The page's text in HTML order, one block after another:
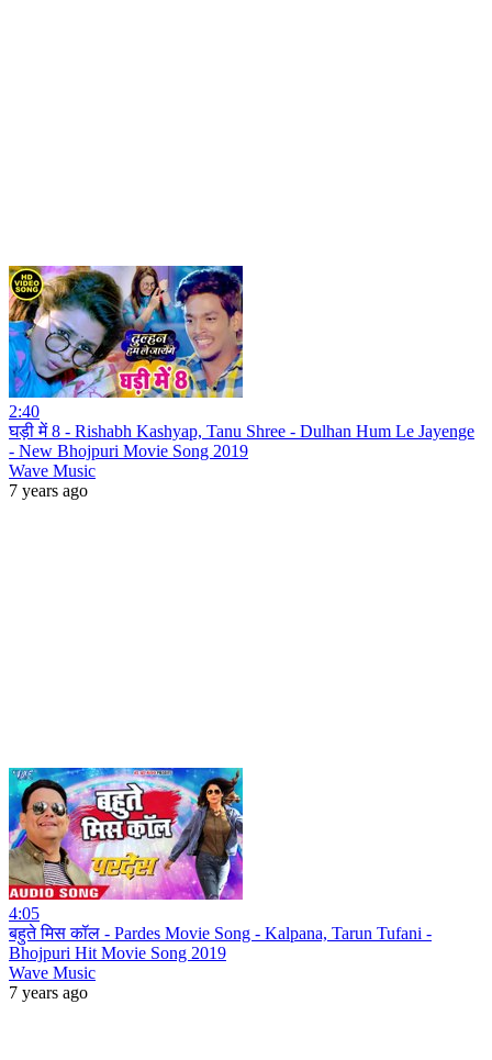
2:40
घड़ी में 8 - Rishabh Kashyap, Tanu Shree - Dulhan Hum Le Jayenge
- New Bhojpuri Movie Song 2019
Wave Music
7 years ago
4:05
बहुते मिस कॉल - Pardes Movie Song - Kalpana, Tarun Tufani -
Bhojpuri Hit Movie Song 2019
Wave Music
7 years ago